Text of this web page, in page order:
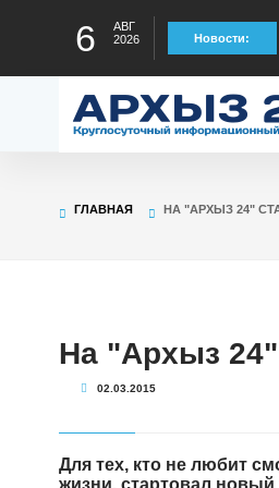
6
АВГ
2026
Новости:
ГЛАВНАЯ
НА "АРХЫЗ 24"
На "Архыз
02.03.2015
Для тех, кто не любит
жизни, стартовал